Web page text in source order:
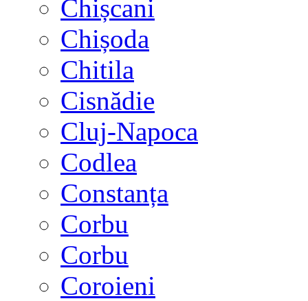
Chișcani
Chișoda
Chitila
Cisnădie
Cluj-Napoca
Codlea
Constanța
Corbu
Corbu
Coroieni